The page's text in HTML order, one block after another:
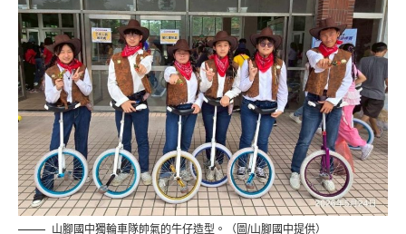
山腳國中獨輪車隊帥氣的牛仔造型。（圖/山腳國中提供）